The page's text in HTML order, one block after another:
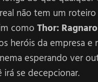
não tem um
comoThor:
heróis da empresa
esperando ver
se decepcionar.